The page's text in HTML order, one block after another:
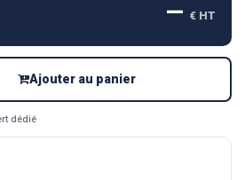
— € HT
Ajouter au panier
dédié